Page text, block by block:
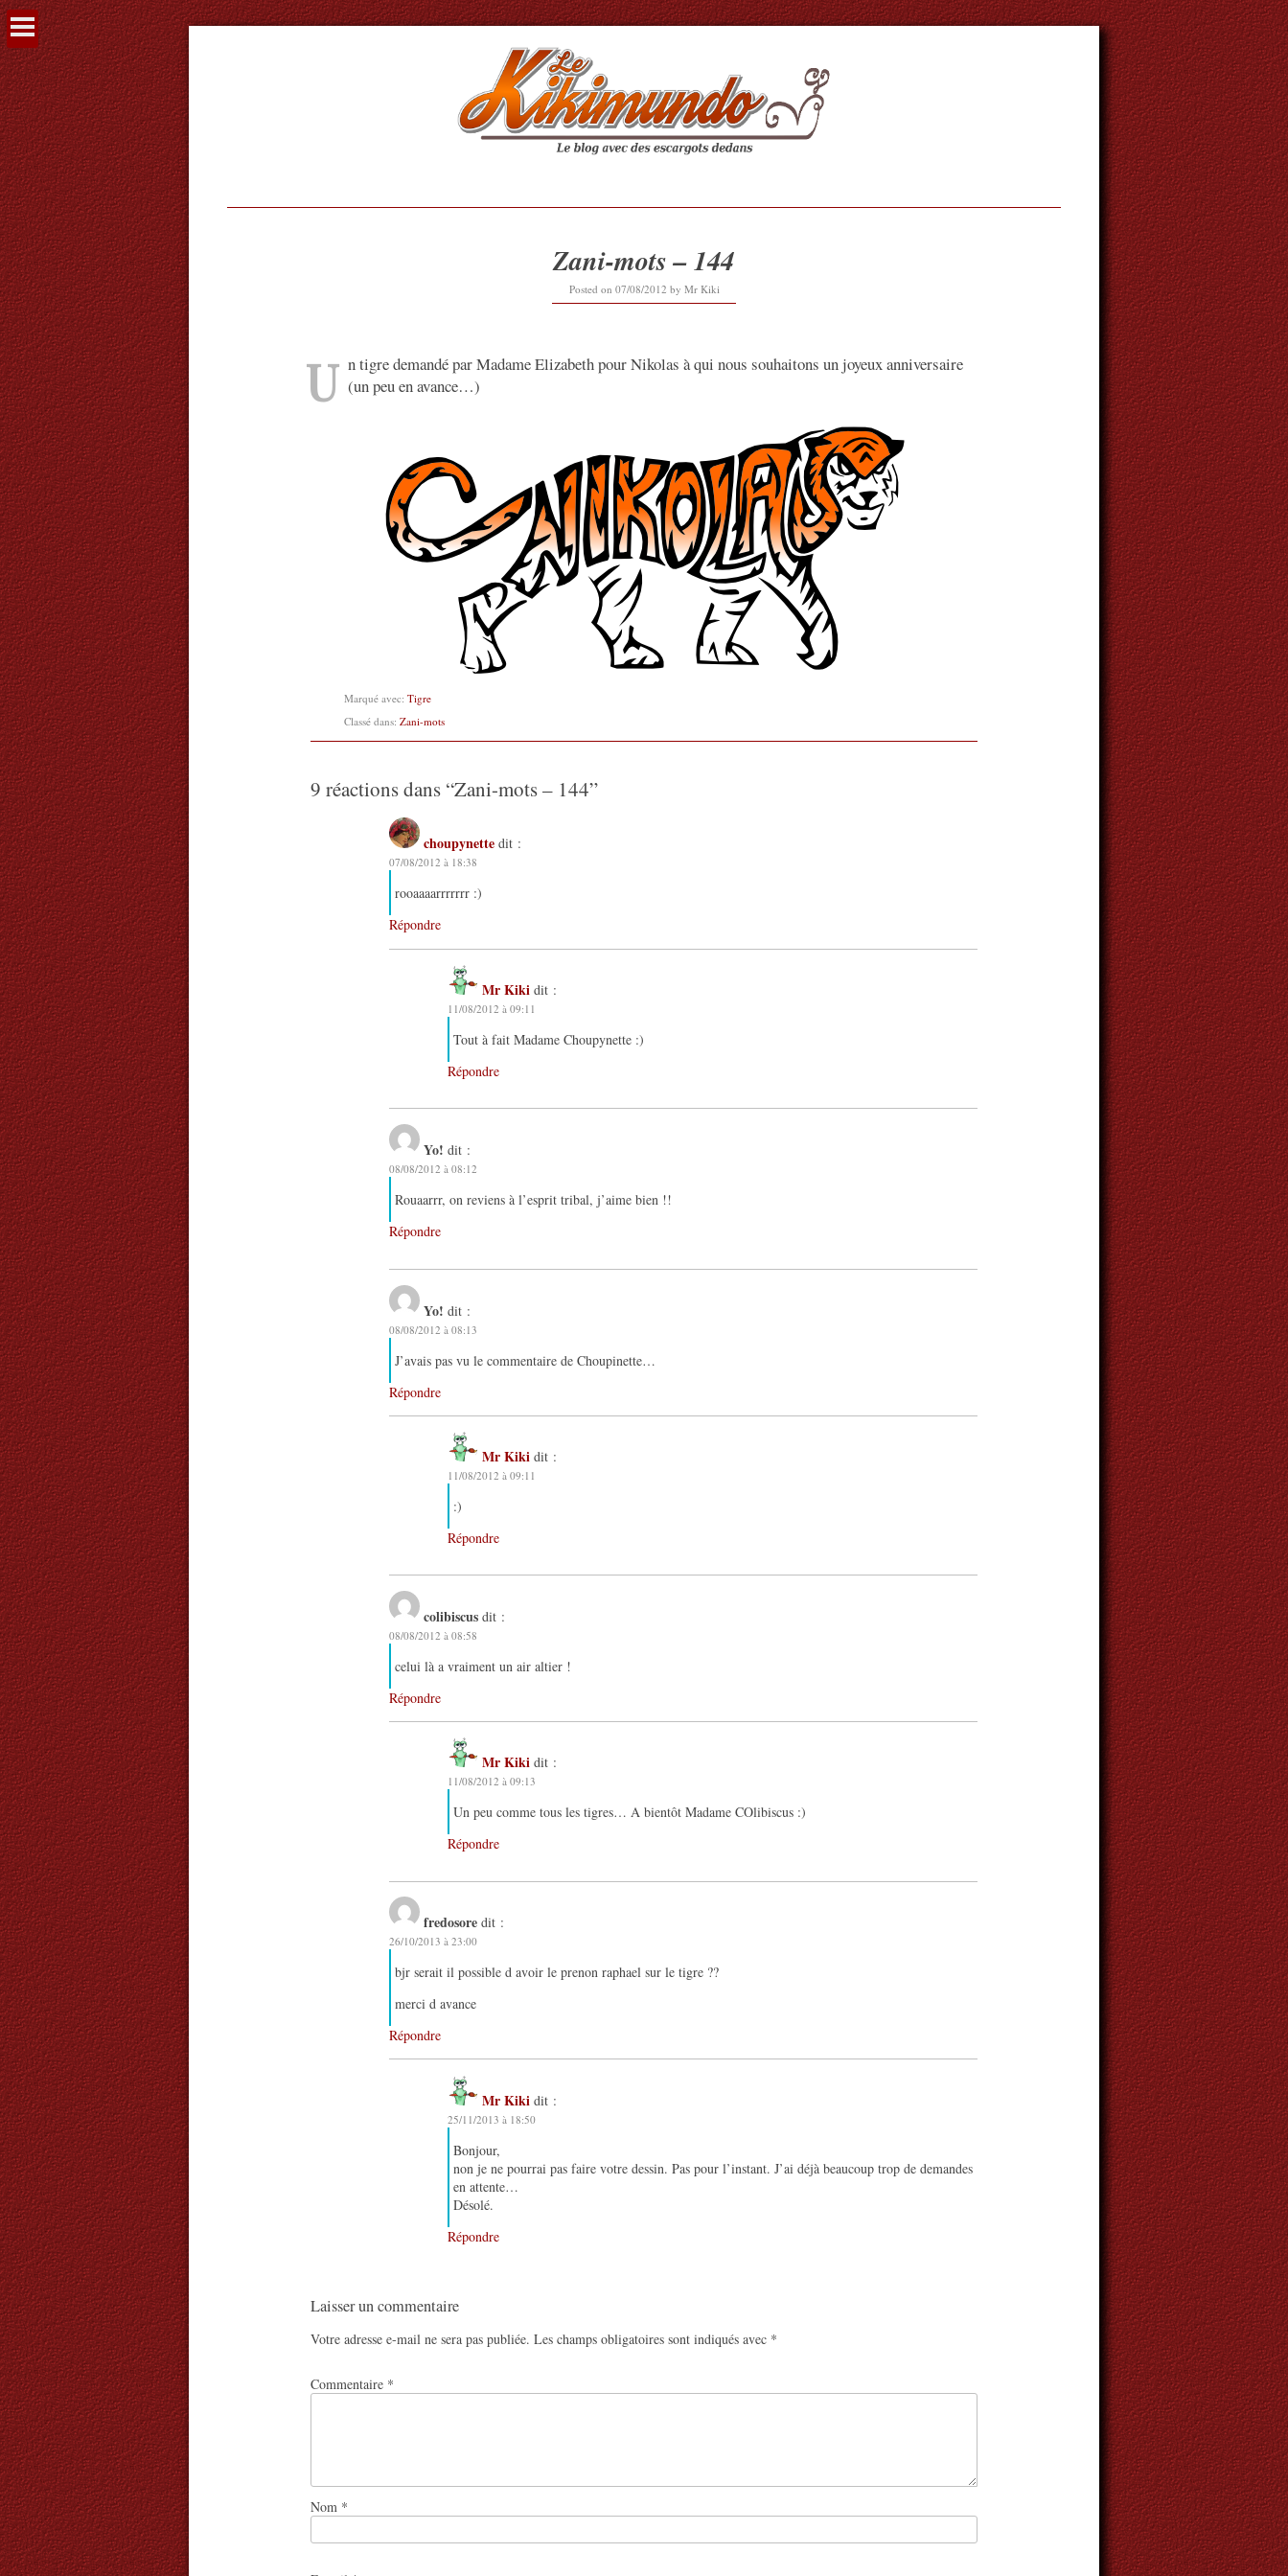
Voir
le
contenu
Zani-mots – 144
Posted on 07/08/201212/09/2019
by Mr Kiki
U n tigre demandé par Madame Elizabeth pour Nikolas à qui nous souhaitons un joyeux anniversaire
(un peu en avance…)
Marqué avec: Tigre
Classé dans: Zani-mots
9 réactions dans “Zani-mots – 144”
choupynette dit :
07/08/2012 à 18:38
rooaaaarrrrrrr :)
Répondre
Mr Kiki dit :
11/08/2012 à 09:11
Tout à fait Madame Choupynette :)
Répondre
Yo! dit :
08/08/2012 à 08:12
Rouaarrr, on reviens à l’esprit tribal, j’aime bien !!
Répondre
Yo! dit :
08/08/2012 à 08:13
J’avais pas vu le commentaire de Choupinette…
Répondre
Mr Kiki dit :
11/08/2012 à 09:11
:)
Répondre
colibiscus dit :
08/08/2012 à 08:58
celui là a vraiment un air altier !
Répondre
Mr Kiki dit :
11/08/2012 à 09:13
Un peu comme tous les tigres… A bientôt Madame COlibiscus :)
Répondre
fredosore dit :
26/10/2013 à 23:00
bjr serait il possible d avoir le prenon raphael sur le tigre ??
merci d avance
Répondre
Mr Kiki dit :
25/11/2013 à 18:50
Bonjour,
non je ne pourrai pas faire votre dessin. Pas pour l’instant. J’ai déjà beaucoup trop de demandes
en attente…
Désolé.
Répondre
Laisser un commentaire
Votre adresse e-mail ne sera pas publiée. Les champs obligatoires sont indiqués avec *
Commentaire *
Nom *